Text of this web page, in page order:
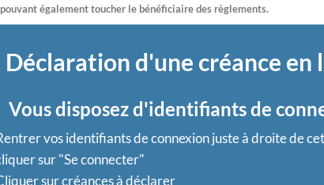
également toucher le bénéficiaire des règlements.
Déclaration d'une créance en
Vous disposez d'identifiants de
vos identifiants de connexion juste à droite de
sur "Se connecter"
sur créances à déclarer